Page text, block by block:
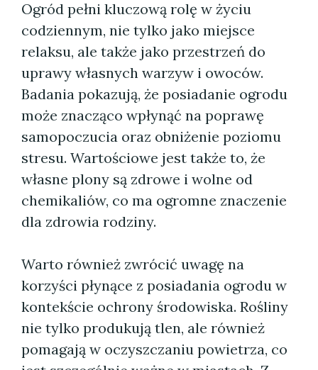
Ogród pełni kluczową rolę w życiu
codziennym, nie tylko jako miejsce
relaksu, ale także jako przestrzeń do
uprawy własnych warzyw i owoców.
Badania pokazują, że posiadanie ogrodu
może znacząco wpłynąć na poprawę
samopoczucia oraz obniżenie poziomu
stresu. Wartościowe jest także to, że
własne plony są zdrowe i wolne od
chemikaliów, co ma ogromne znaczenie
dla zdrowia rodziny.
Warto również zwrócić uwagę na
korzyści płynące z posiadania ogrodu w
kontekście ochrony środowiska. Rośliny
nie tylko produkują tlen, ale również
pomagają w oczyszczaniu powietrza, co